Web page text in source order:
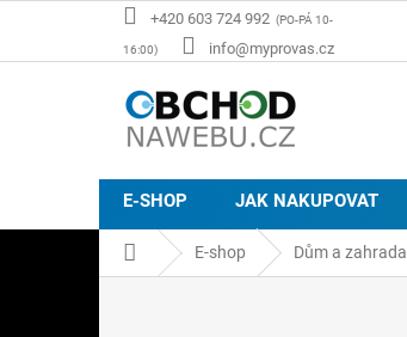
+420 603 724 992
info@myprovas.cz
E-SHOP JAK NAKUPOVAT
Domů E-shop Dům a zahrada